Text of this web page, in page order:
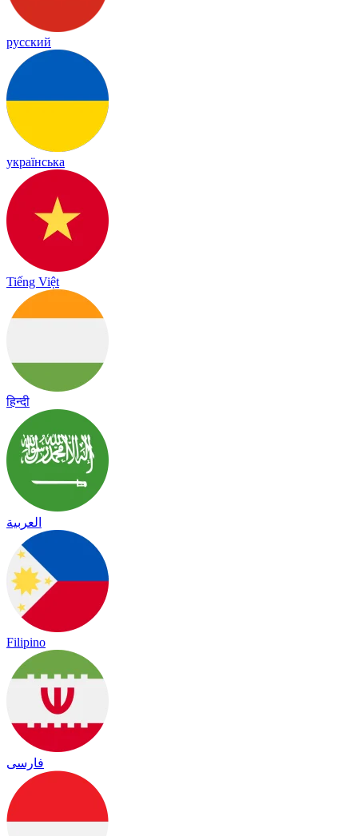
русский
українська
Tiếng Việt
हिन्दी
العربية
Filipino
فارسی